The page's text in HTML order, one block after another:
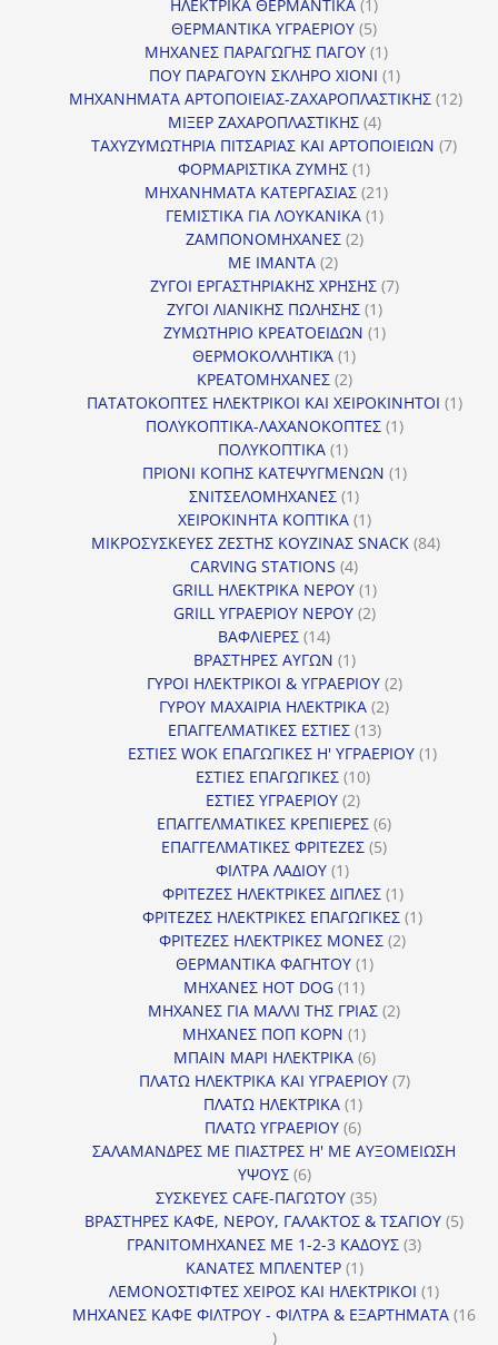
ΗΛΕΚΤΡΙΚΑ ΘΕΡΜΑΝΤΙΚΑ 11
προϊόν
ΘΕΡΜΑΝΤΙΚΑ ΥΓΡΑΕΡΙΟΥ 55
προϊόντα
ΜΗΧΑΝΕΣ ΠΑΡΑΓΩΓΗΣ ΠΑΓΟΥ 11
προϊόν
ΠΟΥ ΠΑΡΑΓΟΥΝ ΣΚΛΗΡΟ ΧΙΟΝΙ 11
προϊόν
ΜΗΧΑΝΗΜΑΤΑ ΑΡΤΟΠΟΙΕΙΑΣ-ΖΑΧΑΡΟΠΛΑΣΤΙΚΗΣ 1212
ΜΙΞΕΡ ΖΑΧΑΡΟΠΛΑΣΤΙΚΗΣ 44
προϊόντα
ΤΑΧΥΖΥΜΩΤΗΡΙΑ ΠΙΤΣΑΡΙΑΣ ΚΑΙ ΑΡΤΟΠΟΙΕΙΩΝ 77
ΦΟΡΜΑΡΙΣΤΙΚΑ ΖΥΜΗΣ 11
προϊόν
ΜΗΧΑΝΗΜΑΤΑ ΚΑΤΕΡΓΑΣΙΑΣ 2121
προϊόντα
ΓΕΜΙΣΤΙΚΑ ΓΙΑ ΛΟΥΚΑΝΙΚΑ 11
ΖΑΜΠΟΝΟΜΗΧΑΝΕΣ 22
ΜΕ ΙΜΑΝΤΑ 22
προϊόντα
ΖΥΓΟΙ ΕΡΓΑΣΤΗΡΙΑΚΗΣ ΧΡΗΣΗΣ 77
ΖΥΓΟΙ ΛΙΑΝΙΚΗΣ ΠΩΛΗΣΗΣ 11
προϊόν
ΖΥΜΩΤΗΡΙΟ ΚΡΕΑΤΟΕΙΔΩΝ 11
ΘΕΡΜΟΚΟΛΛΗΤΙΚΆ 11
προϊόν
ΚΡΕΑΤΟΜΗΧΑΝΕΣ 22
προϊόντα
ΠΑΤΑΤΟΚΟΠΤΕΣ ΗΛΕΚΤΡΙΚΟΙ ΚΑΙ ΧΕΙΡΟΚΙΝΗΤΟΙ 11
ΠΟΛΥΚΟΠΤΙΚΑ-ΛΑΧΑΝΟΚΟΠΤΕΣ 11
ΠΟΛΥΚΟΠΤΙΚΑ 11
προϊόν
ΠΡΙΟΝΙ ΚΟΠΗΣ ΚΑΤΕΨΥΓΜΕΝΩΝ 11
ΣΝΙΤΣΕΛΟΜΗΧΑΝΕΣ 11
προϊόν
ΧΕΙΡΟΚΙΝΗΤΑ ΚΟΠΤΙΚΑ 11
προϊόν
ΜΙΚΡΟΣΥΣΚΕΥΕΣ ΖΕΣΤΗΣ ΚΟΥΖΙΝΑΣ SNACK 8484
CARVING STATIONS 44
προϊόντα
GRILL ΗΛΕΚΤΡΙΚΑ ΝΕΡΟΥ 11
προϊόν
GRILL ΥΓΡΑΕΡΙΟΥ ΝΕΡΟΥ 22
ΒΑΦΛΙΕΡΕΣ 1414
προϊόντα
ΒΡΑΣΤΗΡΕΣ ΑΥΓΩΝ 11
προϊόν
ΓΥΡΟΙ ΗΛΕΚΤΡΙΚΟΙ & ΥΓΡΑΕΡΙΟΥ 22
ΓΥΡΟΥ ΜΑΧΑΙΡΙΑ ΗΛΕΚΤΡΙΚΑ 22
ΕΠΑΓΓΕΛΜΑΤΙΚΕΣ ΕΣΤΙΕΣ 1313
προϊόντα
ΕΣΤΙΕΣ WOK ΕΠΑΓΩΓΙΚΕΣ Η' ΥΓΡΑΕΡΙΟΥ 11
ΕΣΤΙΕΣ ΕΠΑΓΩΓΙΚΕΣ 1010
ΕΣΤΙΕΣ ΥΓΡΑΕΡΙΟΥ 22
προϊόντα
ΕΠΑΓΓΕΛΜΑΤΙΚΕΣ ΚΡΕΠΙΕΡΕΣ 66
προϊόντα
ΕΠΑΓΓΕΛΜΑΤΙΚΕΣ ΦΡΙΤΕΖΕΣ 55
ΦΙΛΤΡΑ ΛΑΔΙΟΥ 11
προϊόν
ΦΡΙΤΕΖΕΣ ΗΛΕΚΤΡΙΚΕΣ ΔΙΠΛΕΣ 11
προϊόν
ΦΡΙΤΕΖΕΣ ΗΛΕΚΤΡΙΚΕΣ ΕΠΑΓΩΓΙΚΕΣ 11
ΦΡΙΤΕΖΕΣ ΗΛΕΚΤΡΙΚΕΣ ΜΟΝΕΣ 22
ΘΕΡΜΑΝΤΙΚΑ ΦΑΓΗΤΟΥ 11
ΜΗΧΑΝΕΣ HOT DOG 1111
προϊόντα
ΜΗΧΑΝΕΣ ΓΙΑ ΜΑΛΛΙ ΤΗΣ ΓΡΙΑΣ 22
ΜΗΧΑΝΕΣ ΠΟΠ ΚΟΡΝ 11
προϊόν
ΜΠΑΙΝ ΜΑΡΙ ΗΛΕΚΤΡΙΚΑ 66
προϊόντα
ΠΛΑΤΩ ΗΛΕΚΤΡΙΚΑ ΚΑΙ ΥΓΡΑΕΡΙΟΥ 77
ΠΛΑΤΩ ΗΛΕΚΤΡΙΚΑ 11
προϊόν
ΠΛΑΤΩ ΥΓΡΑΕΡΙΟΥ 66
προϊόντα
ΣΑΛΑΜΑΝΔΡΕΣ ΜΕ ΠΙΑΣΤΡΕΣ Η' ΜΕ ΑΥΞΟΜΕΙΩΣΗ
ΥΨΟΥΣ 66
προϊόντα
ΣΥΣΚΕΥΕΣ CAFE-ΠΑΓΩΤΟΥ 3535
προϊόντα
ΒΡΑΣΤΗΡΕΣ ΚΑΦΕ, ΝΕΡΟΥ, ΓΑΛΑΚΤΟΣ & ΤΣΑΓΙΟΥ 55
ΓΡΑΝΙΤΟΜΗΧΑΝΕΣ ΜΕ 1-2-3 ΚΑΔΟΥΣ 33
ΚΑΝΑΤΕΣ ΜΠΛΕΝΤΕΡ 11
προϊόν
ΛΕΜΟΝΟΣΤΙΦΤΕΣ ΧΕΙΡΟΣ ΚΑΙ ΗΛΕΚΤΡΙΚΟΙ 11
προϊόν
ΜΗΧΑΝΕΣ ΚΑΦΕ ΦΙΛΤΡΟΥ - ΦΙΛΤΡΑ & ΕΞΑΡΤΗΜΑΤΑ 16
16